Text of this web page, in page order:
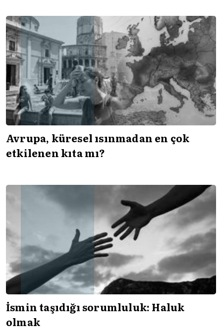
Avrupa, küresel ısınmadan en çok
etkilenen kıta mı?
İsmin taşıdığı sorumluluk: Haluk
olmak